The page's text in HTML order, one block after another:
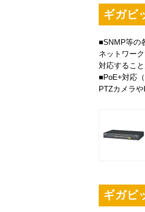
ギガビ
■SNMP等の
ネットワー
対応すること
■PoE+対応
PTZカメラ
ギガビ